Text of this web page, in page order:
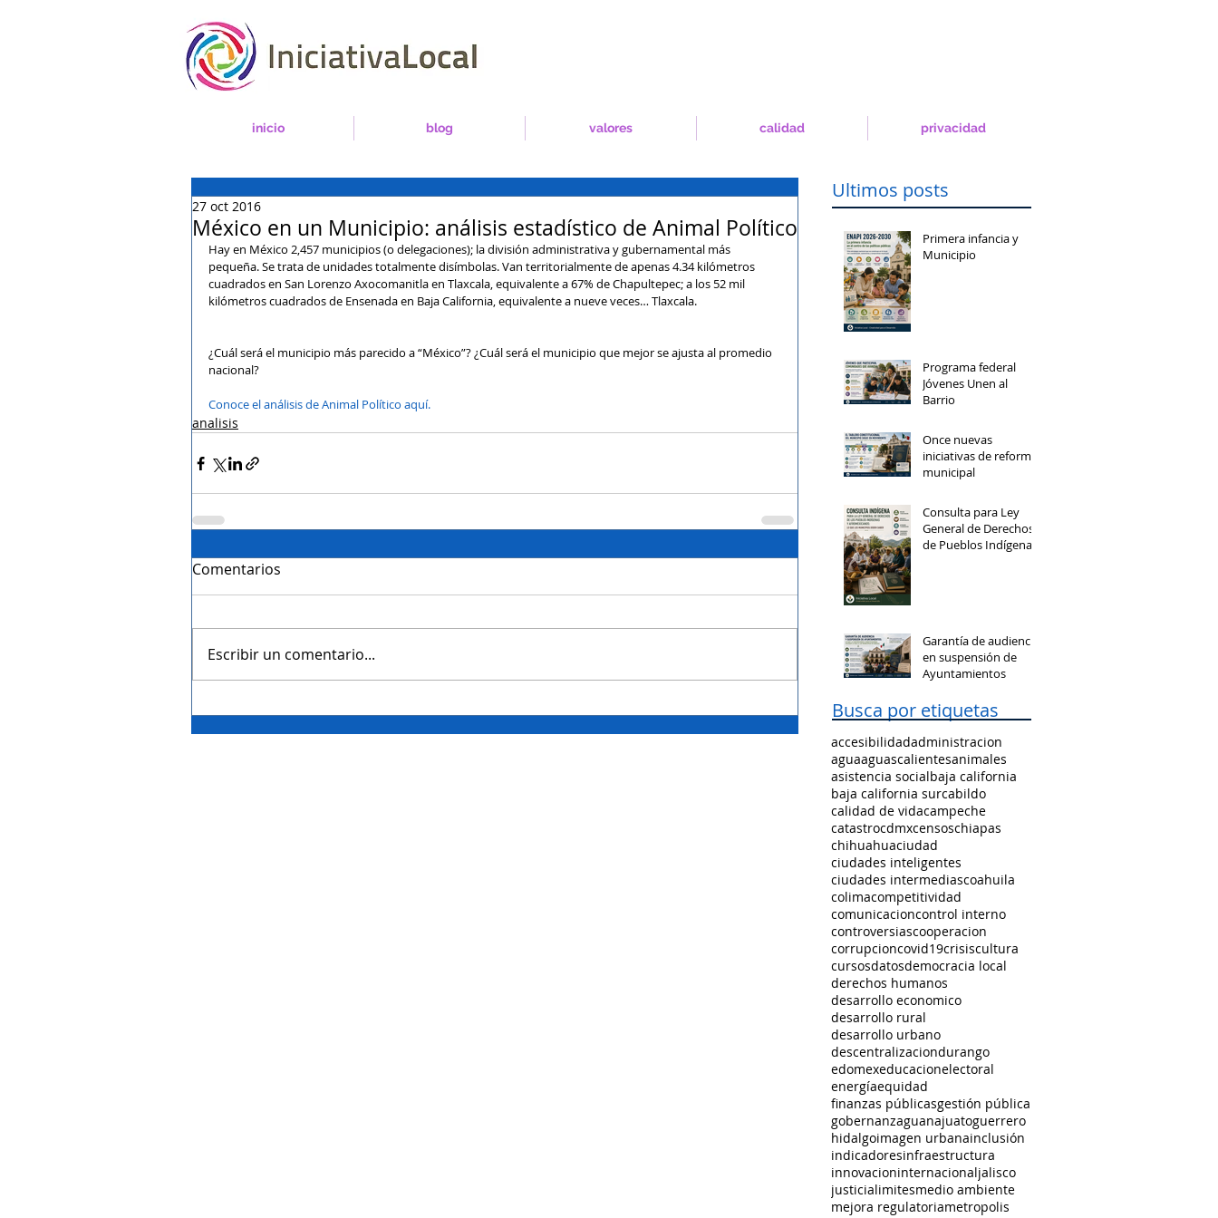
inicio blog valores calidad privacidad
México en un Municipio: análisis estadístico de Animal Político
27 oct 2016
Hay en México 2,457 municipios (o delegaciones); la división administrativa y gubernamental más
pequeña. Se trata de unidades totalmente disímbolas. Van territorialmente de apenas 4.34 kilómetros
cuadrados en San Lorenzo Axocomanitla en Tlaxcala, equivalente a 67% de Chapultepec; a los 52 mil
kilómetros cuadrados de Ensenada en Baja California, equivalente a nueve veces… Tlaxcala.
¿Cuál será el municipio más parecido a “México”? ¿Cuál será el municipio que mejor se ajusta al promedio
nacional?
Conoce el análisis de Animal Político aquí.
analisis
Comentarios
Escribir un comentario...
Ultimos posts
Primera infancia y
Municipio
Programa federal
Jóvenes Unen al
Barrio
Once nuevas
iniciativas de reforma
municipal
Consulta para Ley
General de Derechos
de Pueblos Indígenas
Garantía de audiencia
en suspensión de
Ayuntamientos
Busca por etiquetas
accesibilidadadministracion
aguaaguascalientesanimales
asistencia socialbaja california
baja california surcabildo
calidad de vidacampeche
catastrocdmxcensoschiapas
chihuahuaciudad
ciudades inteligentes
ciudades intermediascoahuila
colimacompetitividad
comunicacioncontrol interno
controversiascooperacion
corrupcioncovid19crisiscultura
cursosdatosdemocracia local
derechos humanos
desarrollo economico
desarrollo rural
desarrollo urbano
descentralizaciondurango
edomexeducacionelectoral
energíaequidad
finanzas públicasgestión pública
gobernanzaguanajuatoguerrero
hidalgoimagen urbanainclusión
indicadoresinfraestructura
innovacioninternacionaljalisco
justicialimitesmedio ambiente
mejora regulatoriametropolis